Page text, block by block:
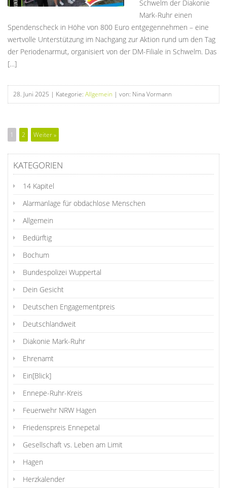
Schwelm der Diakonie
Mark-Ruhr einen
Spendenscheck in Höhe von 800 Euro entgegennehmen – eine
wertvolle Unterstützung im Nachgang zur Aktion rund um den Tag
der Periodenarmut, organisiert von der DM-Filiale in Schwelm. Das
[…]
28. Juni 2025 | Kategorie: Allgemein | von: Nina Vormann
1 2 Weiter »
KATEGORIEN
14 Kapitel
Alarmanlage für obdachlose Menschen
Allgemein
Bedürftig
Bochum
Bundespolizei Wuppertal
Dein Gesicht
Deutschen Engagementpreis
Deutschlandweit
Diakonie Mark-Ruhr
Ehrenamt
Ein[Blick]
Ennepe-Ruhr-Kreis
Feuerwehr NRW Hagen
Friedenspreis Ennepetal
Gesellschaft vs. Leben am Limit
Hagen
Herzkalender